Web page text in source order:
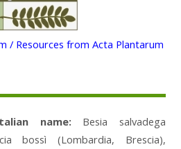
/ Resources from Acta Plantarum
name: Besia salvadega
bossì (Lombardia, Brescia),